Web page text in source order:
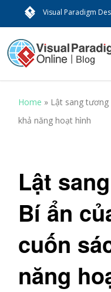
Visual Paradigm
Home » Lật sang tương
khả năng hoạt hình
Lật
Bí ẩn
cuốn
năng